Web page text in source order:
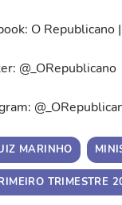
O Republicano
@_ORepublicano
MARINHO
TRIMESTRE